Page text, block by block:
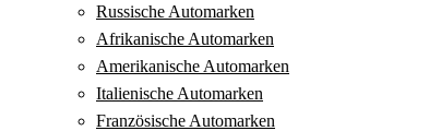
Russische Automarken
Afrikanische Automarken
Amerikanische Automarken
Italienische Automarken
Französische Automarken